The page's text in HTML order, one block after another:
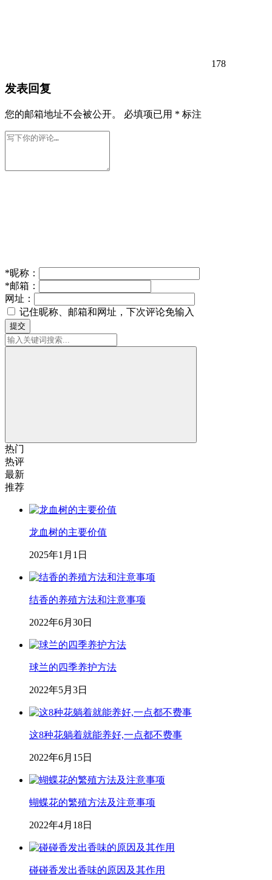
178
发表回复
您的邮箱地址不会被公开。 必填项已用 * 标注
*昵称：
*邮箱：
网址：
记住昵称、邮箱和网址，下次评论免输入
提交
热门
热评
最新
推荐
龙血树的主要价值
2025年1月1日
结香的养殖方法和注意事项
2022年6月30日
球兰的四季养护方法
2022年5月3日
这8种花躺着就能养好,一点都不费事
2022年6月15日
蝴蝶花的繁殖方法及注意事项
2022年4月18日
碰碰香发出香味的原因及其作用